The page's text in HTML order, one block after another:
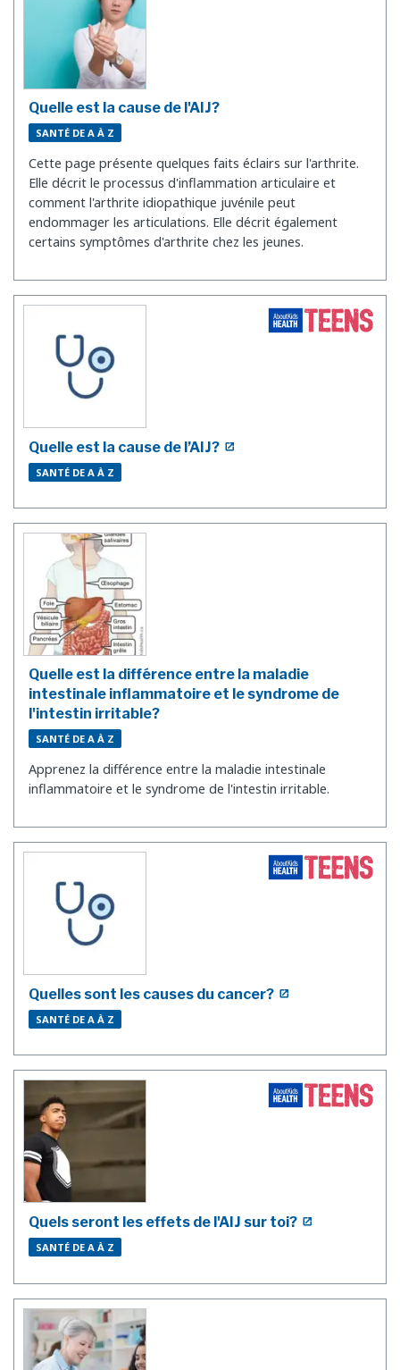
Quelle est la cause de l'AIJ?
SANTÉ DE A À Z
Cette page présente quelques faits éclairs sur l'arthrite.
Elle décrit le processus d'inflammation articulaire et
comment l'arthrite idiopathique juvénile peut
endommager les articulations. Elle décrit également
certains symptômes d'arthrite chez les jeunes.
Quelle est la cause de l’AIJ?
SANTÉ DE A À Z
Quelle est la différence entre la maladie
intestinale inflammatoire et le syndrome de
l'intestin irritable?
SANTÉ DE A À Z
Apprenez la différence entre la maladie intestinale
inflammatoire et le syndrome de l'intestin irritable.
Quelles sont les causes du cancer?
SANTÉ DE A À Z
Quels seront les effets de l'AIJ sur toi?
SANTÉ DE A À Z